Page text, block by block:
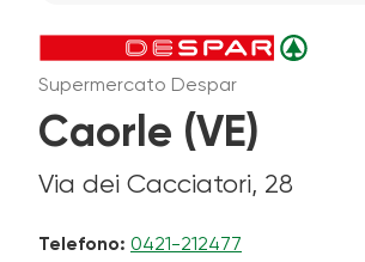
Supermercato Despar
Caorle (VE)
Via dei Cacciatori, 28
Telefono: 0421-212477